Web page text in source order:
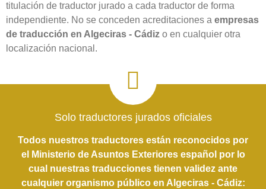
titulación de traductor jurado a cada traductor de forma
independiente. No se conceden acreditaciones a empresas
de traducción en Algeciras - Cádiz o en cualquier otra
localización nacional.
Solo traductores jurados oficiales
Todos nuestros traductores están reconocidos por
el Ministerio de Asuntos Exteriores español por lo
cual nuestras traducciones tienen validez ante
cualquier organismo público en Algeciras - Cádiz: